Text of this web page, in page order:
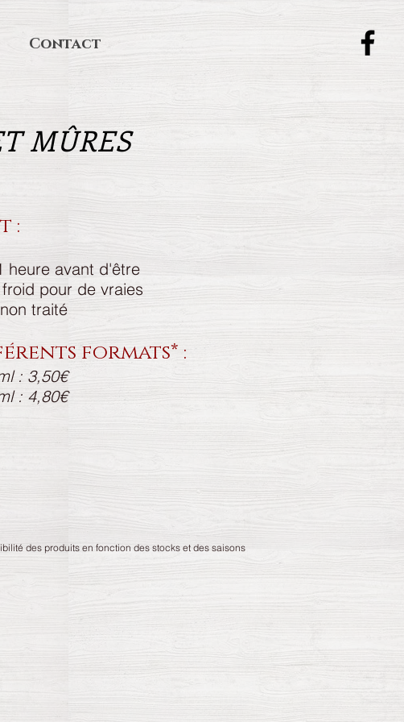
Contact
MÛRES
:
heure avant d'être
pour de vraies
traité
formats* :
: 3,50€
: 4,80€
des produits en fonction des stocks et des saisons